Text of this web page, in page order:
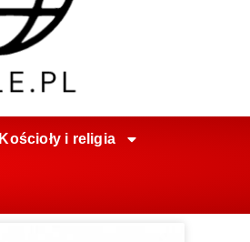
Kościoły i religia